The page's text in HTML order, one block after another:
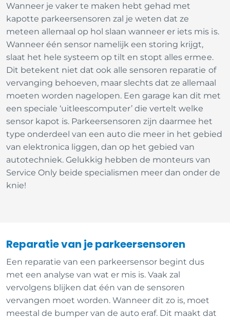
Wanneer je vaker te maken hebt gehad met
kapotte parkeersensoren zal je weten dat ze
meteen allemaal op hol slaan wanneer er iets mis is.
Wanneer één sensor namelijk een storing krijgt,
slaat het hele systeem op tilt en stopt alles ermee.
Dit betekent niet dat ook alle sensoren reparatie of
vervanging behoeven, maar slechts dat ze allemaal
moeten worden nagelopen. Een garage kan dit met
een speciale ‘uitleescomputer’ die vertelt welke
sensor kapot is. Parkeersensoren zijn daarmee het
type onderdeel van een auto die meer in het gebied
van elektronica liggen, dan op het gebied van
autotechniek. Gelukkig hebben de monteurs van
Service Only beide specialismen meer dan onder de
knie!
Reparatie van je parkeersensoren
Een reparatie van een parkeersensor begint dus
met een analyse van wat er mis is. Vaak zal
vervolgens blijken dat één van de sensoren
vervangen moet worden. Wanneer dit zo is, moet
meestal de bumper van de auto eraf. Dit maakt dat